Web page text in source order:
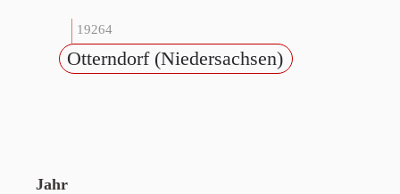
19264
Otterndorf (Niedersachsen)
Jahr